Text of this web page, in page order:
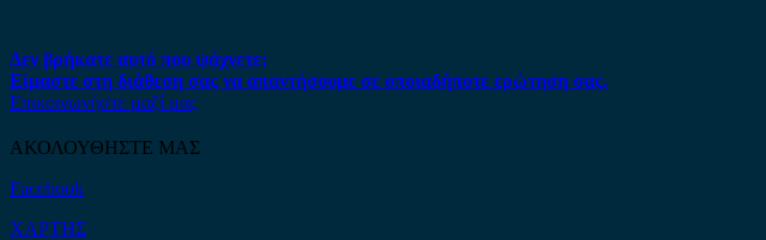
Δεν βρήκατε αυτό που ψάχνετε;
Είμαστε στη διάθεση σας να απαντήσουμε σε οποιαδήποτε ερώτηση σας.
Επικοινωνήστε μαζί μας
ΑΚΟΛΟΥΘΗΣΤΕ ΜΑΣ
Facebook
ΧΑΡΤΗΣ